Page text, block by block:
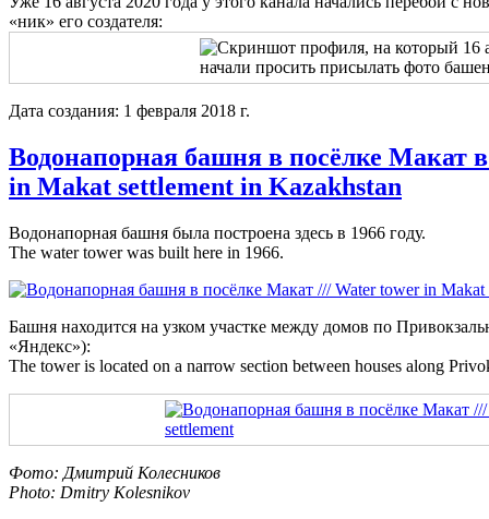
«ник» его создателя:
Дата создания: 1 февраля 2018 г.
Водонапорная башня в посёлке Макат
in Makat settlement in Kazakhstan
Водонапорная башня была построена здесь в 1966 году.
The water tower was built here in 1966.
Башня находится на узком участке между домов по
«Яндекс»):
The tower is located on a narrow section between houses along
Фото: Дмитрий Колесников
Photo: Dmitry Kolesnikov